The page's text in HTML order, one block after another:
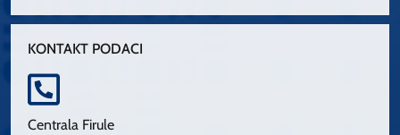
KONTAKT PODACI
Centrala Firule